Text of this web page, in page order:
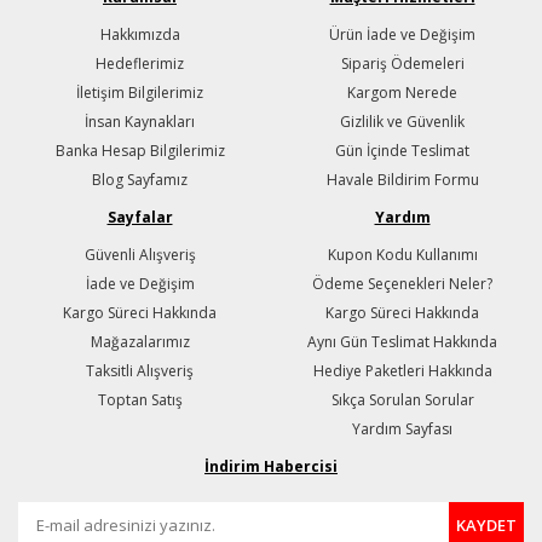
Hakkımızda
Hedeflerimiz
İletişim Bilgilerimiz
İnsan Kaynakları
Banka Hesap Bilgilerimiz
Blog Sayfamız
Ürün İade ve Değişim
Sipariş Ödemeleri
Kargom Nerede
Gizlilik ve Güvenlik
Gün İçinde Teslimat
Havale Bildirim Formu
Sayfalar
Güvenli Alışveriş
İade ve Değişim
Kargo Süreci Hakkında
Mağazalarımız
Taksitli Alışveriş
Toptan Satış
Yardım
Kupon Kodu Kullanımı
Ödeme Seçenekleri Neler?
Kargo Süreci Hakkında
Aynı Gün Teslimat Hakkında
Hediye Paketleri Hakkında
Sıkça Sorulan Sorular
Yardım Sayfası
İndirim Habercisi
KAYDET